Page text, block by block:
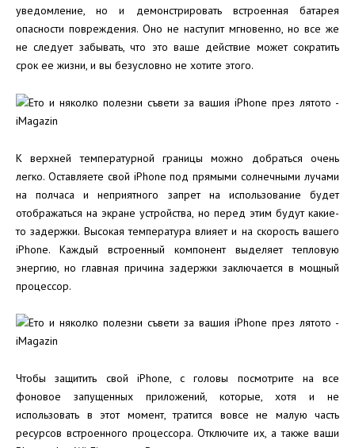
уведомление, но и демонстрировать встроенная батарея
опасности повреждения. Оно не наступит мгновенно, но все же
не следует забывать, что это ваше действие может сократить
срок ее жизни, и вы безусловно не хотите этого.
К верхней температурной границы можно добраться очень
легко. Оставляете свой iPhone под прямыми солнечными лучами
на полчаса и неприятного запрет на использование будет
отображаться на экране устройства, но перед этим будут какие-
то задержки. Высокая температура влияет и на скорость вашего
iPhone. Каждый встроенный компонент выделяет тепловую
энергию, но главная причина задержки заключается в мощный
процессор.
Чтобы защитить свой iPhone, с головы посмотрите на все
фоновое запущенных приложений, которые, хотя и не
использовать в этот момент, тратится вовсе не малую часть
ресурсов встроенного процессора. Отключите их, а также ваши